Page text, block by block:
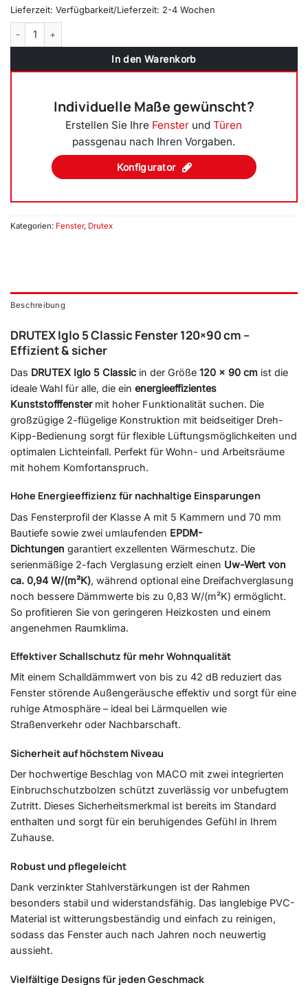
Lieferzeit: Verfügbarkeit/Lieferzeit: 2-4 Wochen
DRUTEX Iglo 5 Classic Kunststofffenster 120x90 cm – 2-flügelig,
In den Warenkorb
Individuelle Maße gewünscht?
Erstellen Sie Ihre Fenster undTüren
passgenau nach Ihren Vorgaben.
Konfigurator
Kategorien: Fenster, Drutex
Beschreibung
DRUTEX Iglo 5 Classic Fenster 120×90 cm –
Effizient & sicher
Das DRUTEX Iglo 5 Classic in der Größe 120 x 90 cm ist die
ideale Wahl für alle, die ein energieeffizientes
Kunststofffenstermit hoher Funktionalität suchen. Die
großzügige 2-flügelige Konstruktion mit beidseitiger Dreh-
Kipp-Bedienung sorgt für flexible Lüftungsmöglichkeiten und
optimalen Lichteinfall. Perfekt für Wohn- und Arbeitsräume
mit hohem Komfortanspruch.
Hohe Energieeffizienz für nachhaltige Einsparungen
Das Fensterprofil der Klasse A mit 5 Kammern und 70 mm
Bautiefe sowie zwei umlaufenden EPDM-
Dichtungen garantiert exzellenten Wärmeschutz. Die
serienmäßige 2-fach Verglasung erzielt einen Uw-Wert von
ca. 0,94 W/(m²K), während optional eine Dreifachverglasung
noch bessere Dämmwerte bis zu 0,83 W/(m²K) ermöglicht.
So profitieren Sie von geringeren Heizkosten und einem
angenehmen Raumklima.
Effektiver Schallschutz für mehr Wohnqualität
Mit einem Schalldämmwert von bis zu 42 dB reduziert das
Fenster störende Außengeräusche effektiv und sorgt für eine
ruhige Atmosphäre – ideal bei Lärmquellen wie
Straßenverkehr oder Nachbarschaft.
Sicherheit auf höchstem Niveau
Der hochwertige Beschlag von MACO mit zwei integrierten
Einbruchschutzbolzen schützt zuverlässig vor unbefugtem
Zutritt. Dieses Sicherheitsmerkmal ist bereits im Standard
enthalten und sorgt für ein beruhigendes Gefühl in Ihrem
Zuhause.
Robust und pflegeleicht
Dank verzinkter Stahlverstärkungen ist der Rahmen
besonders stabil und widerstandsfähig. Das langlebige PVC-
Material ist witterungsbeständig und einfach zu reinigen,
sodass das Fenster auch nach Jahren noch neuwertig
aussieht.
Vielfältige Designs für jeden Geschmack